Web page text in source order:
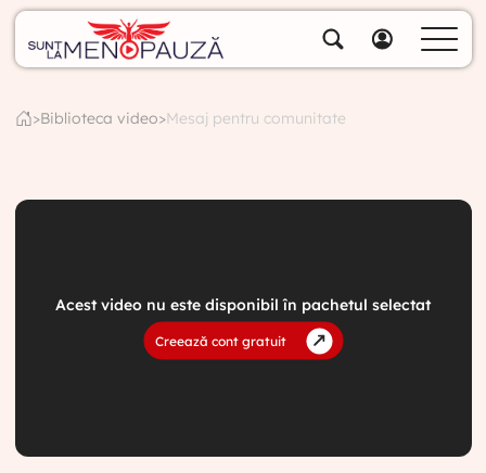
Specialiștii noștri
Contul meu
>Biblioteca video>Mesaj pentru comunitate
Acest video nu este disponibil în pachetul selectat
Creează cont gratuit
VIDEO FREE
2. Cum ne dăm seama că suntem în